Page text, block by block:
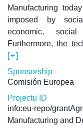
Manufacturing
imposed by
economic,
Furthermore, the
[+]
Sponsorship
Comisión Europea
Projectu ID
info:eu-repo/
Manufacturing and